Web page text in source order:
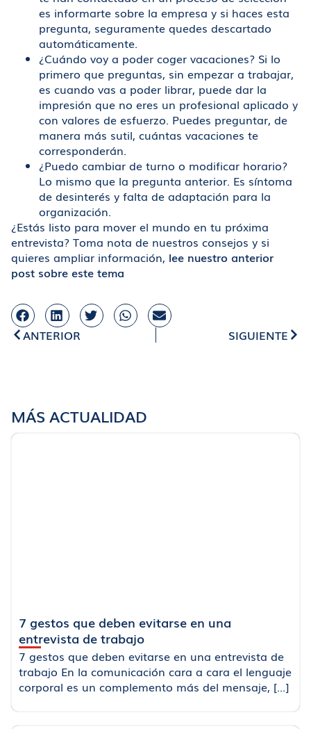
es informarte sobre la empresa y si haces esta
pregunta, seguramente quedes descartado
automáticamente.
¿Cuándo voy a poder coger vacaciones? Si lo
primero que preguntas, sin empezar a trabajar,
es cuando vas a poder librar, puede dar la
impresión que no eres un profesional aplicado y
con valores de esfuerzo. Puedes preguntar, de
manera más sutil, cuántas vacaciones te
corresponderán.
¿Puedo cambiar de turno o modificar horario?
Lo mismo que la pregunta anterior. Es síntoma
de desinterés y falta de adaptación para la
organización.
¿Estás listo para mover el mundo en tu próxima
entrevista? Toma nota de nuestros consejos y si
quieres ampliar información, lee nuestro anterior
post sobre este tema
ANTERIOR SIGUIENTE
MÁS ACTUALIDAD
7 gestos que deben evitarse en una
entrevista de trabajo
7 gestos que deben evitarse en una entrevista de
trabajo En la comunicación cara a cara el lenguaje
corporal es un complemento más del mensaje, [...]